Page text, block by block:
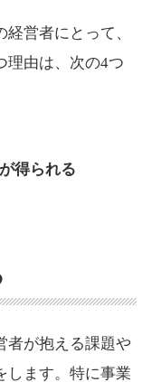
営者にとって、
理由は、次の4つ
得られる
者が抱える課題や
します。特に事業